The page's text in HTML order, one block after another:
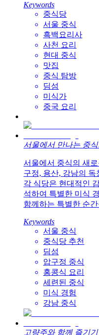
Keywords
중식당
서울 중식
흑백요리사
사천 요리
현대 중식
맛집
중식 탐방
딤섬
미식가
중국 요리
서울에서 만나는 중
서울에서 중식의 새
구정, 용산, 강남의
각 식당은 현대적인
석하여 특별한 미식
함께하는 특별한 순
Keywords
서울 중식
중식당 추천
딤섬
압구정 중식
홍콩식 요리
세련된 중식
미식 경험
강남 중식
고량주와 함께 즐기